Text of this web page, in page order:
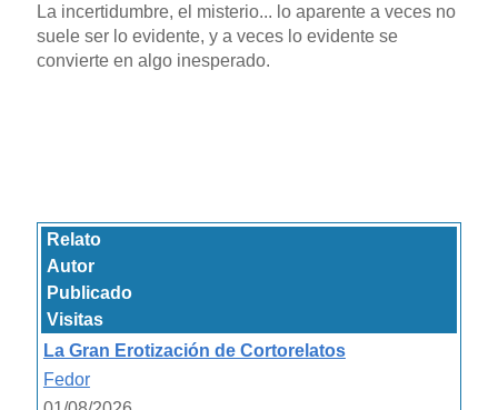
La incertidumbre, el misterio... lo aparente a veces no
suele ser lo evidente, y a veces lo evidente se
convierte en algo inesperado.
Relato
Autor
Publicado
Visitas
La Gran Erotización de Cortorelatos
Fedor